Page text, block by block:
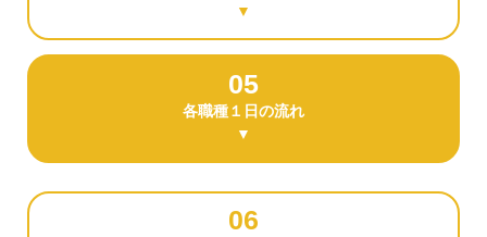
▼
05
各職種１日の流れ
▼
06